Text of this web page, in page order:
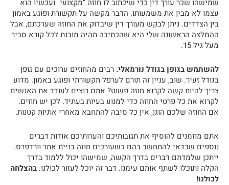
שמישהו שכר עורך דין כדי שיכתוב לו חוזה "מקצועי" ועכשיו הוא
עצמו לא מבין את משמעותו. הדבר מקשה על תקשורת ופוגע באמון
בין הצדדים. ניתן לבקש מעורך דין שיבדוק את החוזה שערכתם, אבל
ההמלצה הראשונה שלי היא שהכתיבה תהיה מובנת לכל קורא סביר
מעל גיל 15.
להשתמש בגופן בגודל נורמאלי. רבים מהחוזים ערוכים עם גופן
בגודל זעיר. שוב, עניין זה תורם לערפל תקשורתי ופוגע באמון. מדוע
צריך להיות קשה לקרוא חוזה פשוט? אתם רוצים לעודד את האנשים
לקרוא את כל פרטי החוזה כדי למנוע בעיות בעתיד. לכן יש חוזים.
אם החוזה שלכם הוגן, אין כל סיבה להתחבא מאחרי אתיות קטנות.
אתם מוזמנים להוסיף את תגובותיכם והערותיכם אודות דברים
נוספים שכדאי להתחשב בהם כשעורכים חוזה בניית אתר וורדפרס.
ייתכן שלמדתם דברים בדרך הקשה, שמישהו יכול ללמוד בדרך
הקלה ותוכלו לשתף אותם עימנו. דבר זה יוכל לעזור לכולנו. בהצלחה
לכולנו!